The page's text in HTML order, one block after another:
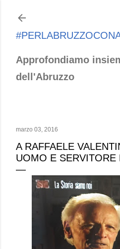
Approfondiamo
dell'Abruzzo
marzo 03, 2016
A RAFFAELE
UOMO E SERVITORE